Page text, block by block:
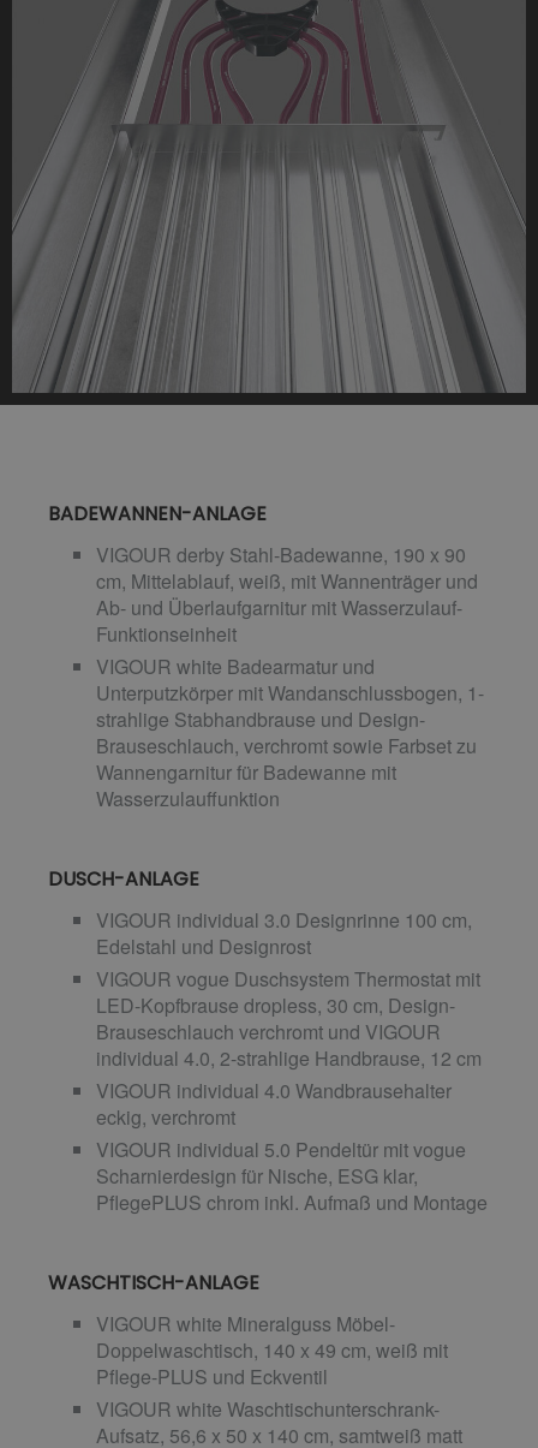
BADEWANNEN-ANLAGE
VIGOUR derby Stahl-Badewanne, 190 x 90
cm, Mittelablauf, weiß, mit Wannenträger und
Ab- und Überlaufgarnitur mit Wasserzulauf-
Funktionseinheit
VIGOUR white Badearmatur und
Unterputzkörper mit Wandanschlussbogen, 1-
strahlige Stabhandbrause und Design-
Brauseschlauch, verchromt sowie Farbset zu
Wannengarnitur für Badewanne mit
Wasserzulauffunktion
DUSCH-ANLAGE
VIGOUR individual 3.0 Designrinne 100 cm,
Edelstahl und Designrost
VIGOUR vogue Duschsystem Thermostat mit
LED-Kopfbrause dropless, 30 cm, Design-
Brauseschlauch verchromt und VIGOUR
individual 4.0, 2-strahlige Handbrause, 12 cm
VIGOUR individual 4.0 Wandbrausehalter
eckig, verchromt
VIGOUR individual 5.0 Pendeltür mit vogue
Scharnierdesign für Nische, ESG klar,
PflegePLUS chrom inkl. Aufmaß und Montage
WASCHTISCH-ANLAGE
VIGOUR white Mineralguss Möbel-
Doppelwaschtisch, 140 x 49 cm, weiß mit
Pflege-PLUS und Eckventil
VIGOUR white Waschtischunterschrank-
Aufsatz, 56,6 x 50 x 140 cm, samtweiß matt